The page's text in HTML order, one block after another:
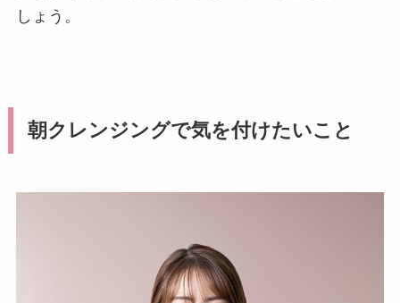
しょう。
朝クレンジングで気を付けたいこと